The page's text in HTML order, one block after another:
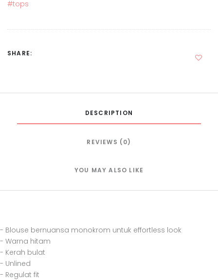
#tops
SHARE:
DESCRIPTION
REVIEWS (0)
YOU MAY ALSO LIKE
- Blouse bernuansa monokrom untuk effortless look
- Warna hitam
- Kerah bulat
- Unlined
- Regulat fit